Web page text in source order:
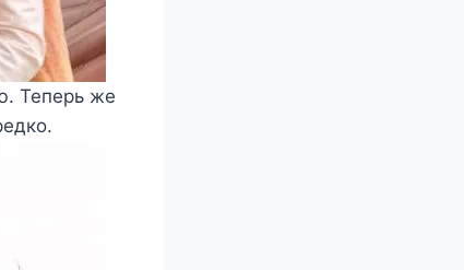
Теперь же